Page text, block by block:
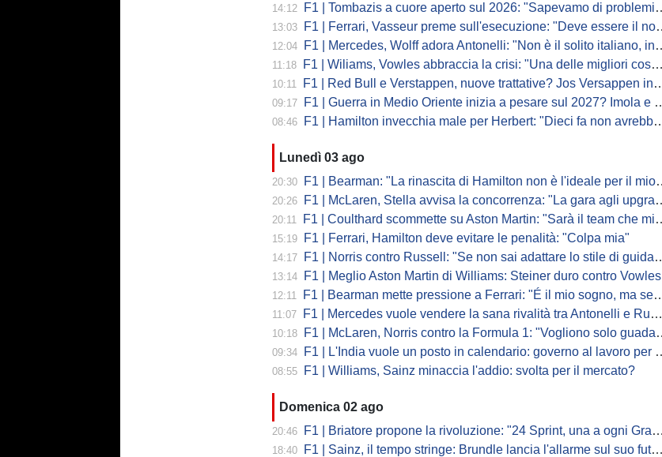
14:12 F1 | Tombazis a cuore aperto sul 2026: "Sapevamo di problemi, ma serviva un accordo"
13:03 F1 | Ferrari, Vasseur preme sull'esecuzione: "Deve essere il nostro punto di forza"
12:04 F1 | Mercedes, Wolff adora Antonelli: "Non è il solito italiano, in bolla quando guida"
11:18 F1 | Wiliams, Vowles abbraccia la crisi: "Una delle migliori cose che potevano capitare"
10:11 F1 | Red Bull e Verstappen, nuove trattative? Jos Versappen insorge contro i giornalisti
09:17 F1 | Guerra in Medio Oriente inizia a pesare sul 2027? Imola e Barcellona osservano
08:46 F1 | Hamilton invecchia male per Herbert: "Dieci fa non avrebbe preso queste penalità"
Lunedì 03 ago
20:30 F1 | Bearman: "La rinascita di Hamilton non è l'ideale per il mio futuro in Ferrari"
20:26 F1 | McLaren, Stella avvisa la concorrenza: "La gara agli upgrade è appena iniziata"
20:11 F1 | Coulthard scommette su Aston Martin: "Sarà il team che migliorerà di più"
15:19 F1 | Ferrari, Hamilton deve evitare le penalità: "Colpa mia"
14:17 F1 | Norris contro Russell: "Se non sai adattare lo stile di guida, perdi"
13:14 F1 | Meglio Aston Martin di Williams: Steiner duro contro Vowles
12:11 F1 | Bearman mette pressione a Ferrari: "É il mio sogno, ma se il sedile non sarà libero..."
11:07 F1 | Mercedes vuole vendere la sana rivalità tra Antonelli e Russell: parla Lord
10:18 F1 | McLaren, Norris contro la Formula 1: "Vogliono solo guadagnare"
09:34 F1 | L'India vuole un posto in calendario: governo al lavoro per il 2028
08:55 F1 | Williams, Sainz minaccia l'addio: svolta per il mercato?
Domenica 02 ago
20:46 F1 | Briatore propone la rivoluzione: "24 Sprint, una a ogni Gran Premio"
18:40 F1 | Sainz, il tempo stringe: Brundle lancia l'allarme sul suo futuro